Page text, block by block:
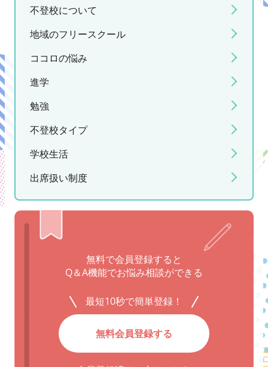
不登校について
地域のフリースクール
ココロの悩み
進学
勉強
不登校タイプ
学校生活
出席扱い制度
無料で会員登録すると
Q＆A機能でお悩み相談ができる
最短10秒で簡単登録！
無料会員登録する